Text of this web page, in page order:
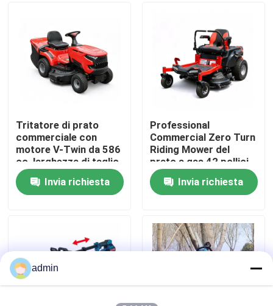
Video
Su di noi
Contattaci
Chiedi un preventivo
Mini Chainsaw tenuto in mano
Tritatore di prato
commerciale con
motore V-Twin da 586
cc, larghezza di taglio
102 cm e raccolta di
erba da 245 litri
Invia richiesta
Professional
Commercial Zero Turn
Riding Mower del
prato a gas 42 pollici
ZTR Mower
Invia richiesta
admin